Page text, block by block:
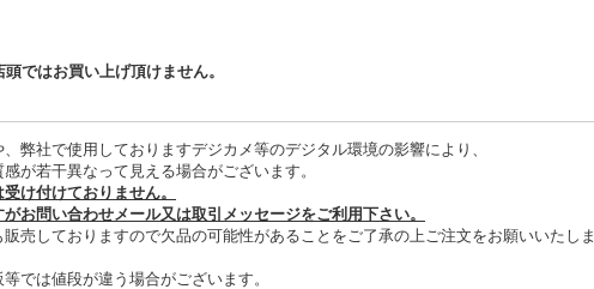
ではお買い上げ頂けません。
弊社で使用しておりますデジカメ等のデジタル環境の影響により、
が若干異なって見える場合がございます。
け付けておりません。
お問い合わせメール又は取引メッセージをご利用下さい。
売しておりますので欠品の可能性があることをご了承の上ご注文をお願いいたしま
では値段が違う場合がございます。